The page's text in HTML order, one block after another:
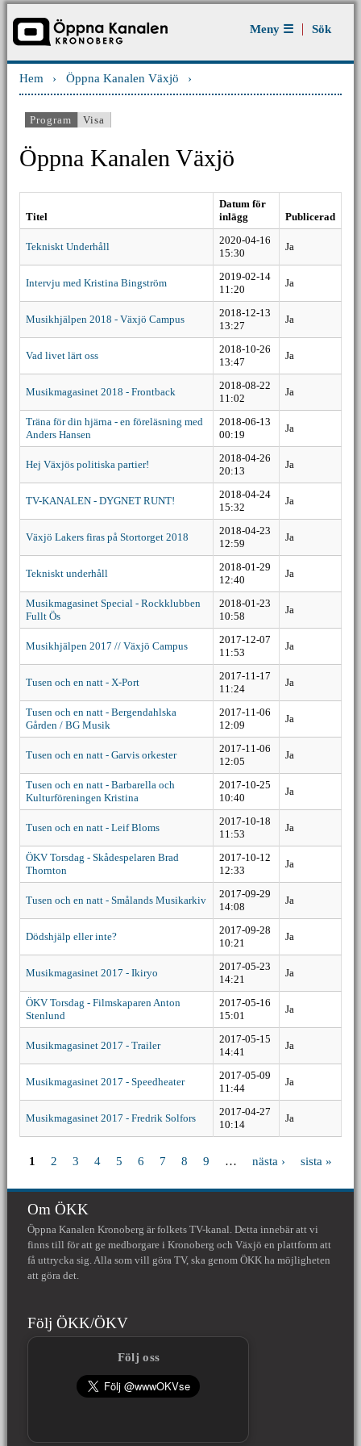
Meny ☰
Sök
Du är här
Hem › Öppna Kanalen Växjö ›
Primära flikar
Program (aktiv flik)
Visa
Öppna Kanalen Växjö
Titel
Datum för
inlägg
Publicerad
Tekniskt Underhåll
2020-04-16
15:30
Ja
Intervju med Kristina Bingström
2019-02-14
11:20
Ja
Musikhjälpen 2018 - Växjö Campus
2018-12-13
13:27
Ja
Vad livet lärt oss
2018-10-26
13:47
Ja
Musikmagasinet 2018 - Frontback
2018-08-22
11:02
Ja
Träna för din hjärna - en föreläsning med
Anders Hansen
2018-06-13
00:19
Ja
Hej Växjös politiska partier!
2018-04-26
20:13
Ja
TV-KANALEN - DYGNET RUNT!
2018-04-24
15:32
Ja
Växjö Lakers firas på Stortorget 2018
2018-04-23
12:59
Ja
Tekniskt underhåll
2018-01-29
12:40
Ja
Musikmagasinet Special - Rockklubben
Fullt Ös
2018-01-23
10:58
Ja
Musikhjälpen 2017 // Växjö Campus
2017-12-07
11:53
Ja
Tusen och en natt - X-Port
2017-11-17
11:24
Ja
Tusen och en natt - Bergendahlska
Gården / BG Musik
2017-11-06
12:09
Ja
Tusen och en natt - Garvis orkester
2017-11-06
12:05
Ja
Tusen och en natt - Barbarella och
Kulturföreningen Kristina
2017-10-25
10:40
Ja
Tusen och en natt - Leif Bloms
2017-10-18
11:53
Ja
ÖKV Torsdag - Skådespelaren Brad
Thornton
2017-10-12
12:33
Ja
Tusen och en natt - Smålands Musikarkiv
2017-09-29
14:08
Ja
Dödshjälp eller inte?
2017-09-28
10:21
Ja
Musikmagasinet 2017 - Ikiryo
2017-05-23
14:21
Ja
ÖKV Torsdag - Filmskaparen Anton
Stenlund
2017-05-16
15:01
Ja
Musikmagasinet 2017 - Trailer
2017-05-15
14:41
Ja
Musikmagasinet 2017 - Speedheater
2017-05-09
11:44
Ja
Musikmagasinet 2017 - Fredrik Solfors
2017-04-27
10:14
Ja
Sidor
1 2 3 4 5 6 7 8 9 … nästa › sista »
Om ÖKK
Öppna Kanalen Kronoberg är folkets TV-kanal. Detta innebär att vi
finns till för att ge medborgare i Kronoberg och Växjö en plattform att
få uttrycka sig. Alla som vill göra TV, ska genom ÖKK ha möjligheten
att göra det.
Följ ÖKK/ÖKV
Följ oss